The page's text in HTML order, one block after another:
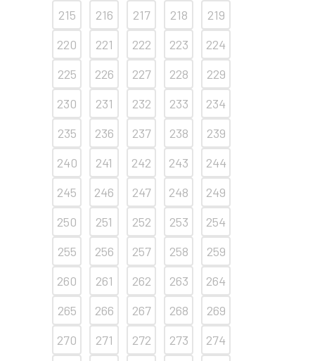
215
216 217 218
219
220
221 222 223
224
225
226 227 228
229
230
231 232 233
234
235
236 237 238
239
240
241 242 243
244
245
246 247 248
249
250
251 252 253
254
255
256 257 258
259
260
261 262 263
264
265
266 267 268
269
270
271 272 273
274